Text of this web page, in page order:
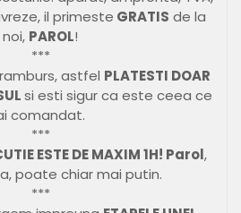
il primeste GRATIS de la
noi, PAROL!
***
astfel PLATESTI DOAR
si esti sigur ca este ceea ce
comandat.
***
ESTE DE MAXIM 1H! Parol,
poate chiar mai putin.
***